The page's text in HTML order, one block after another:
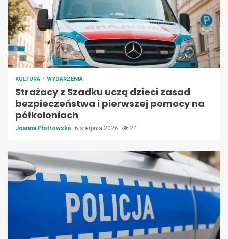
KULTURA WYDARZENIA
Strażacy z Szadku uczą dzieci zasad
bezpieczeństwa i pierwszej pomocy na
półkoloniach
Joanna Piotrowska 6 sierpnia 2026 24